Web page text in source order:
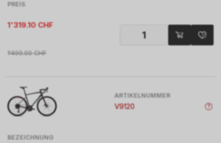
PREIS
1'319.10 CHF
1'499.00 CHF
ARTIKELNUMMER
V9120
BEZEICHNUNG